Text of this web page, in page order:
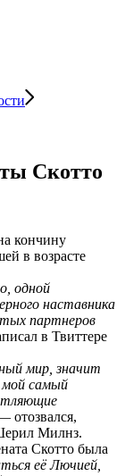
Скотто
кончину
в возрасте
одной
наставника
партнеров
в Твиттере
мир, значит
мой самый
отозвался,
Милнз.
Скотто была
её Лючией,